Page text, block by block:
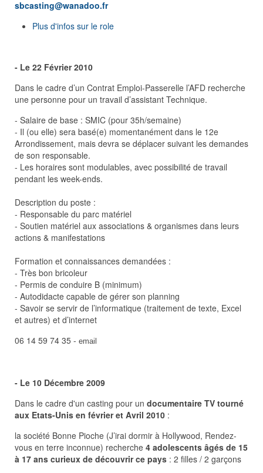
sbcasting@wanadoo.fr
Plus d'infos sur le role
- Le 22 Février 2010
Dans le cadre d’un Contrat Emploi-Passerelle l’AFD recherche
une personne pour un travail d’assistant Technique.
- Salaire de base : SMIC (pour 35h/semaine)
- Il (ou elle) sera basé(e) momentanément dans le 12e
Arrondissement, mais devra se déplacer suivant les demandes
de son responsable.
- Les horaires sont modulables, avec possibilité de travail
pendant les week-ends.
Description du poste :
- Responsable du parc matériel
- Soutien matériel aux associations & organismes dans leurs
actions & manifestations
Formation et connaissances demandées :
- Très bon bricoleur
- Permis de conduire B (minimum)
- Autodidacte capable de gérer son planning
- Savoir se servir de l’informatique (traitement de texte, Excel
et autres) et d’internet
06 14 59 74 35 - email
- Le 10 Décembre 2009
Dans le cadre d'un casting pour un documentaire TV tourné
aux Etats-Unis en février et Avril 2010 :
la société Bonne Pioche (J’irai dormir à Hollywood, Rendez-
vous en terre inconnue) recherche 4 adolescents âgés de 15
à 17 ans curieux de découvrir ce pays : 2 filles / 2 garçons